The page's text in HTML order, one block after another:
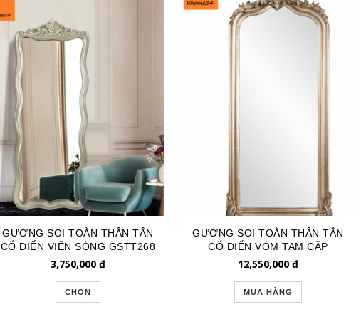
GƯƠNG SOI TOÀN THÂN TÂN
CỔ ĐIỂN VIỀN SÓNG GSTT268
3,750,000 đ
CHỌN
GƯƠNG SOI TOÀN THÂN TÂN
CỔ ĐIỂN VÒM TAM CẤP
GTR156
12,550,000 đ
MUA HÀNG